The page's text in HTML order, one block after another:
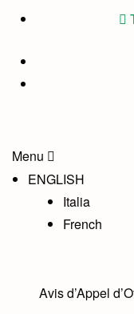
Menu
ENGLISH
Italia
French
Avis d’Appel